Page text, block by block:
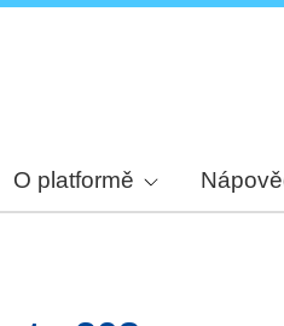
O platformě